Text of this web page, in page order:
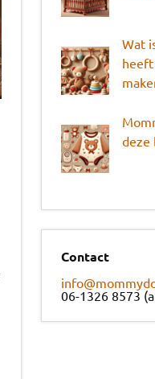
Wat
deze
Contact
06-1326 8573